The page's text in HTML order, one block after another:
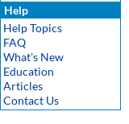
Help
Help Topics
FAQ
What's New
Education
Articles
Contact Us